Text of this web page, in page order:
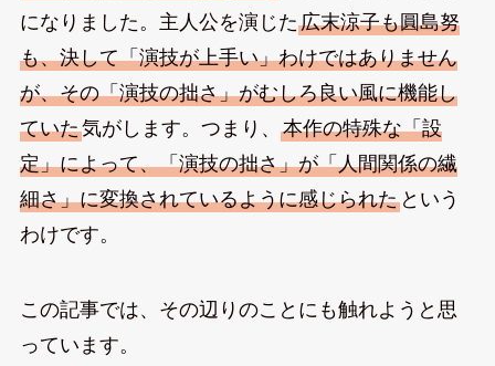
になりました。主人公を演じた広末涼子も圓島努
も、決して「演技が上手い」わけではありません
が、その「演技の拙さ」がむしろ良い風に機能し
ていた気がします。つまり、 本作の特殊な「設
定」によって、「演技の拙さ」が「人間関係の繊
細さ」に変換されているように感じられたという
わけです。
この記事では、その辺りのことにも触れようと思
っています。